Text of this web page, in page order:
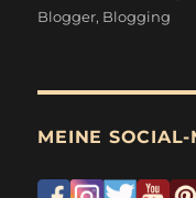
am
Blogger, Blogging
MEINE